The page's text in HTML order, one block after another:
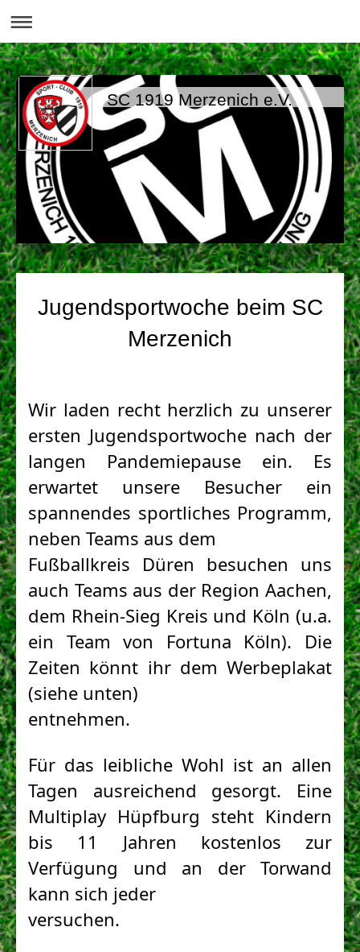
SC 1919 Merzenich e.V.
Jugendsportwoche beim SC
Merzenich
Wir laden recht herzlich zu unserer
ersten Jugendsportwoche nach der
langen Pandemiepause ein. Es
erwartet unsere Besucher ein
spannendes sportliches Programm,
neben Teams aus dem
Fußballkreis Düren besuchen uns
auch Teams aus der Region Aachen,
dem Rhein-Sieg Kreis und Köln (u.a.
ein Team von Fortuna Köln). Die
Zeiten könnt ihr dem Werbeplakat
(siehe unten)
entnehmen.
Für das leibliche Wohl ist an allen
Tagen ausreichend gesorgt. Eine
Multiplay Hüpfburg steht Kindern
bis 11 Jahren kostenlos zur
Verfügung und an der Torwand
kann sich jeder
versuchen.